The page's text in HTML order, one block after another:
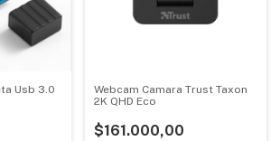
Usb 3.0
Webcam Camara Trust Taxon
2K QHD Eco
$161.000,00